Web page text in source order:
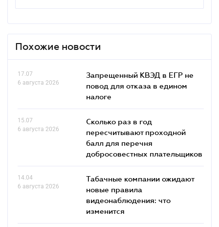
Похожие новости
17.07
6 августа 2026
Запрещенный КВЭД в ЕГР не
повод для отказа в едином
налоге
15.07
6 августа 2026
Сколько раз в год
пересчитывают проходной
балл для перечня
добросовестных плательщиков
14.04
6 августа 2026
Табачные компании ожидают
новые правила
видеонаблюдения: что
изменится